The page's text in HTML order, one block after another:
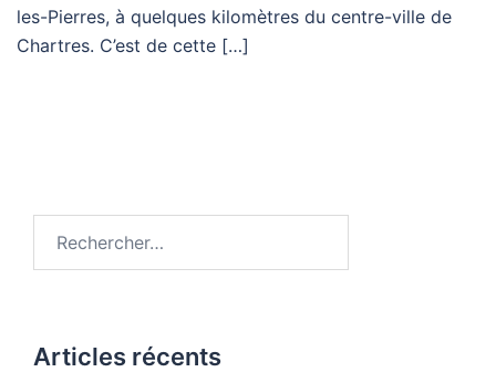
les-Pierres, à quelques kilomètres du centre-ville de
Chartres. C’est de cette […]
Articles récents